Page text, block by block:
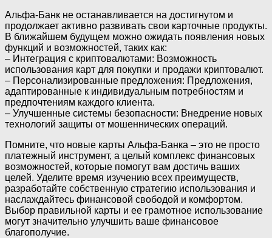
Альфа-Банк не останавливается на достигнутом и
продолжает активно развивать свои карточные продукты.
В ближайшем будущем можно ожидать появления новых
функций и возможностей, таких как:
– Интеграция с криптовалютами: Возможность
использования карт для покупки и продажи криптовалют.
– Персонализированные предложения: Предложения,
адаптированные к индивидуальным потребностям и
предпочтениям каждого клиента.
– Улучшенные системы безопасности: Внедрение новых
технологий защиты от мошеннических операций.
Помните, что новые карты Альфа-Банка ‒ это не просто
платежный инструмент, а целый комплекс финансовых
возможностей, которые помогут вам достичь ваших
целей. Уделите время изучению всех преимуществ,
разработайте собственную стратегию использования и
наслаждайтесь финансовой свободой и комфортом.
Выбор правильной карты и ее грамотное использование
могут значительно улучшить ваше финансовое
благополучие.